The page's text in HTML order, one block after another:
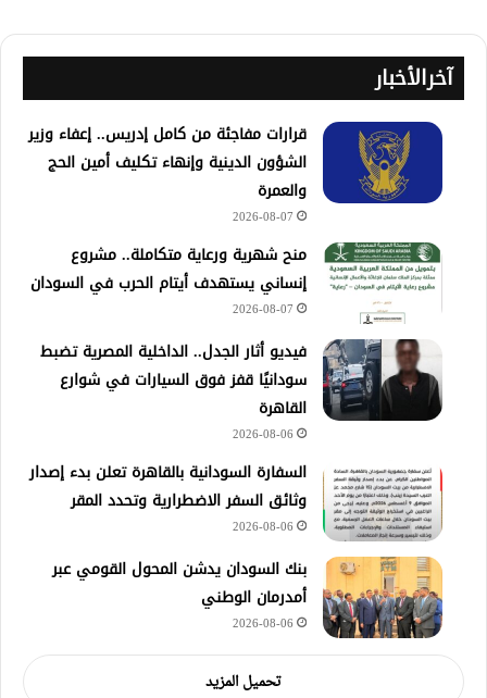
آخرالأخبار
قرارات مفاجئة من كامل إدريس.. إعفاء وزير
الشؤون الدينية وإنهاء تكليف أمين الحج
والعمرة
2026-08-07
منح شهرية ورعاية متكاملة.. مشروع
إنساني يستهدف أيتام الحرب في السودان
2026-08-07
فيديو أثار الجدل.. الداخلية المصرية تضبط
سودانيًا قفز فوق السيارات في شوارع
القاهرة
2026-08-06
السفارة السودانية بالقاهرة تعلن بدء إصدار
وثائق السفر الاضطرارية وتحدد المقر
2026-08-06
بنك السودان يدشن المحول القومي عبر
أمدرمان الوطني
2026-08-06
تحميل المزيد